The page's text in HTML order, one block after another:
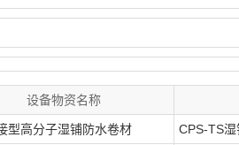
设备物资名称
型高分子湿铺防水卷材 CPS-TS